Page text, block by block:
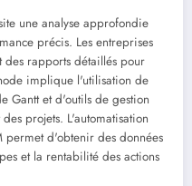
une analyse approfondie
précis. Les entreprises
des rapports détaillés pour
implique l'utilisation de
Gantt et d'outils de gestion
projets. L'automatisation
permet d'obtenir des données
et la rentabilité des actions